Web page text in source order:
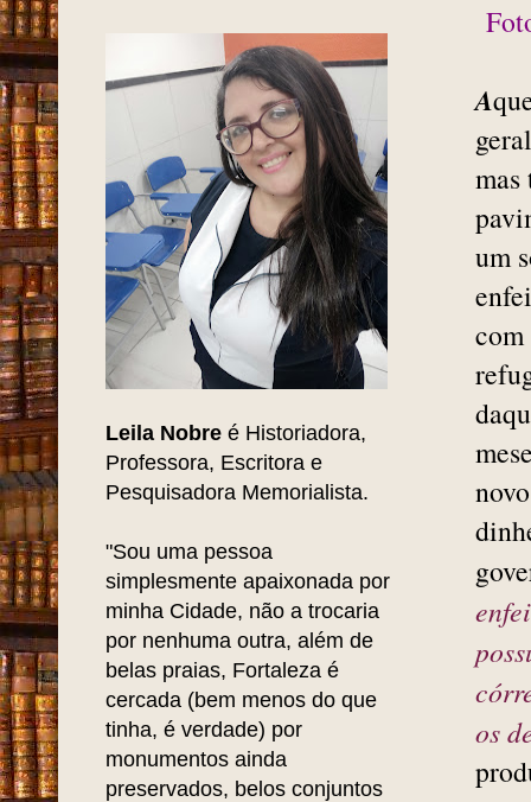
A
mas
um
com
os
Leila Nobre é Historiadora,
Professora, Escritora e
Pesquisadora Memorialista.
"Sou uma pessoa
simplesmente apaixonada por
minha Cidade, não a trocaria
por nenhuma outra, além de
belas praias, Fortaleza é
cercada (bem menos do que
tinha, é verdade) por
monumentos ainda
preservados, belos conjuntos